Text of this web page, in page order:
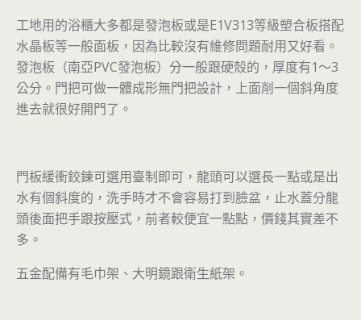
工地用的浴櫃大多都是發泡板或是E1V313等級塑合板搭配
水晶板等一般面板，因為比較沒有維修問題耐用又好看。
發泡板（南亞PVC發泡板）分一般跟硬殼的，厚度有1～3
公分。門把可做一體成形無門把設計，上面削一個斜角度
進去就很好開門了。
門板緩衝鉸鍊可選用臺制即可，龍頭可以選長一點或是出
水有個斜度的，洗手時才不會容易打到臉盆，止水蓋分龍
頭後面把手跟按壓式，前者較便宜一點點，價錢其實差不
多。
五金配備有毛巾架、大明鏡跟衛生紙架。